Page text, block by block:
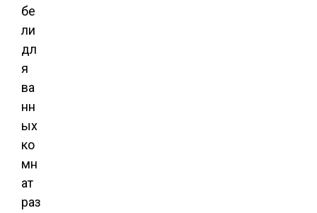
бе
ли
дл
я
ва
нн
ых
ко
мн
ат
раз